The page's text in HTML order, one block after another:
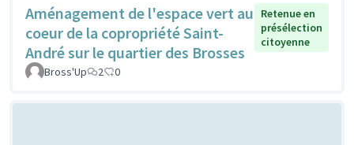
Aménagement de l'espace vert au
coeur de la copropriété Saint-
André sur le quartier des Brosses
Retenue en
présélection
citoyenne
Bross'Up 2 0